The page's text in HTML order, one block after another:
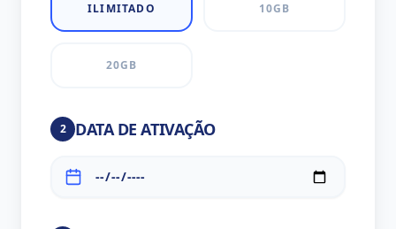
ILIMITADO 10GB
20GB
2 DATA DE ATIVAÇÃO